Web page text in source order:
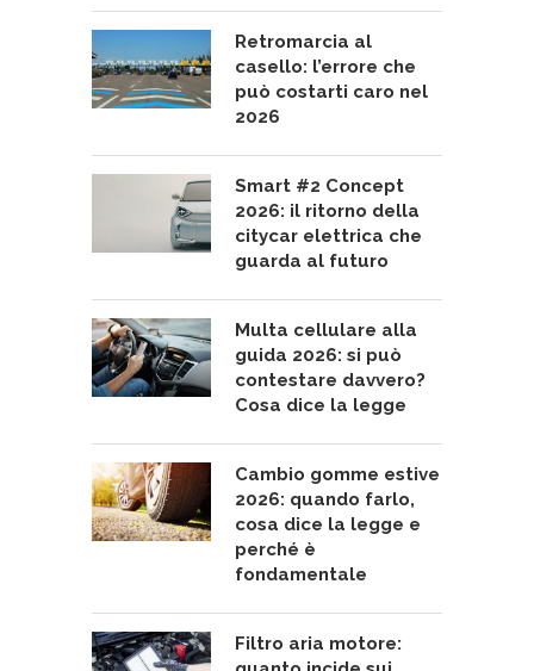
Retromarcia al
casello: l’errore che
può costarti caro nel
2026
Smart #2 Concept
2026: il ritorno della
citycar elettrica che
guarda al futuro
Multa cellulare alla
guida 2026: si può
contestare davvero?
Cosa dice la legge
Cambio gomme estive
2026: quando farlo,
cosa dice la legge e
perché è
fondamentale
Filtro aria motore: